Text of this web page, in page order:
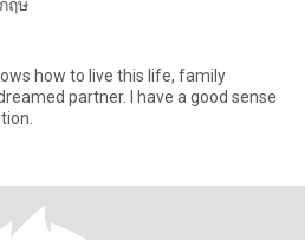
ฤษ
how to live this life, family
I have a good sense